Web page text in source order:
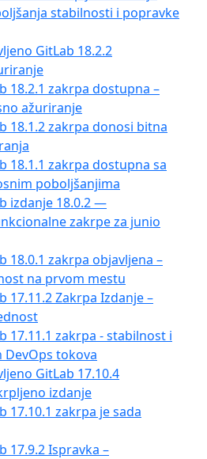
stabilnosti i popravke
GitLab 18.2.2
18.2.1 zakrpa dostupna –
ažuriranje
18.1.2 zakrpa donosi bitna
18.1.1 zakrpa dostupna sa
poboljšanjima
izdanje 18.0.2 —
zakrpe za junio
18.0.1 zakrpa objavljena –
na prvom mestu
17.11.2 Zakrpa Izdanje –
17.11.1 zakrpa - stabilnost i
DevOps tokova
GitLab 17.10.4
izdanje
17.10.1 zakrpa je sada
17.9.2 Ispravka –